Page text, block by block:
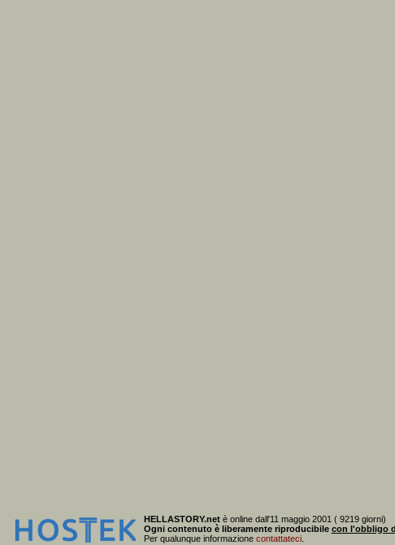
HELLASTORY.netè online dall'11 maggio 2001 ( 9219 giorni)
Ogni contenuto è liberamente riproducibile con l'obbligo
Per qualunque informazione contattateci.